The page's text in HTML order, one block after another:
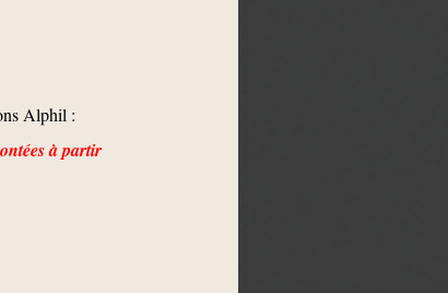
Alphil :
à partir